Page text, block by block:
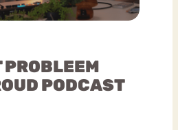
PROBLEEM
PODCAST